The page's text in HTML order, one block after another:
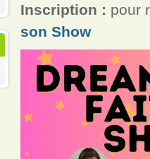
Inscription : pour
son Show